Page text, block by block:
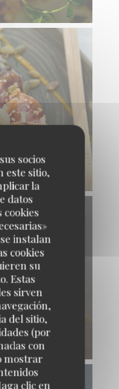
socios
este sitio,
la
datos
cookies
instalan
cookies
su
Estas
sirven
del sitio,
(por
con
mostrar
clic en